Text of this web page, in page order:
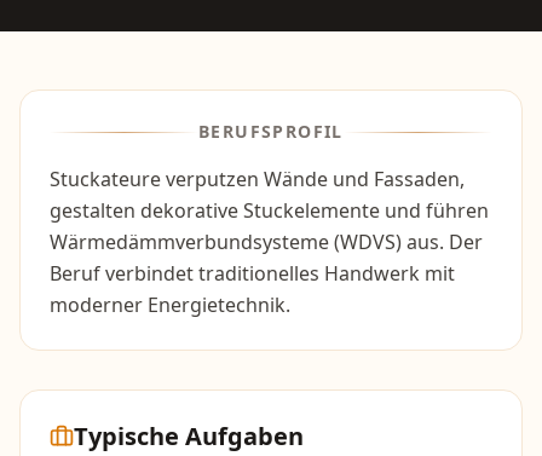
BERUFSPROFIL
Stuckateure verputzen Wände und Fassaden,
gestalten dekorative Stuckelemente und führen
Wärmedämmverbundsysteme (WDVS) aus. Der
Beruf verbindet traditionelles Handwerk mit
moderner Energietechnik.
Typische Aufgaben